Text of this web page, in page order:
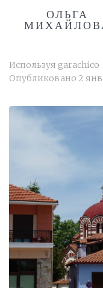
ОЛЬГА
Используя garachico
Опубликовано 2